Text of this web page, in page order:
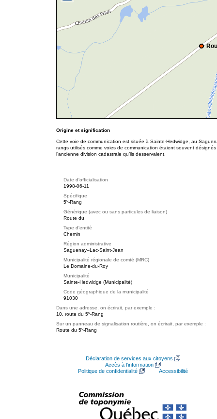
Origine et signification
Cette voie de communication est située à Sainte-Hedwidge, au
rangs utilisés comme voies de communication étaient souvent
l’ancienne division cadastrale qu’ils desservaient.
Date d'officialisation
1998-06-11
Spécifique
5e-Rang
Générique (avec ou sans particules de liaison)
Route du
Type d'entité
Chemin
Région administrative
Saguenay–Lac-Saint-Jean
Municipalité régionale de comté (MRC)
Le Domaine-du-Roy
Municipalité
Sainte-Hedwidge (Municipalité)
Code géographique de la municipalité
91030
Dans une adresse, on écrirait, par exemple :
10, route du 5e-Rang
Sur un panneau de signalisation routière, on écrirait, par exemple :
Route du 5e-Rang
Déclaration de services aux citoyens
Accès à l’information
Politique de confidentialité
Accessibilité